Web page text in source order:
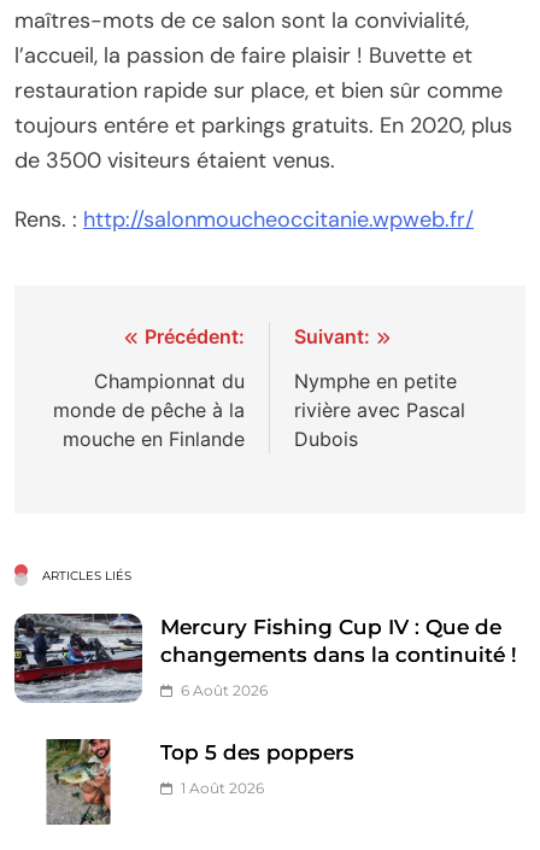
maîtres-mots de ce salon sont la convivialité,
l’accueil, la passion de faire plaisir ! Buvette et
restauration rapide sur place, et bien sûr comme
toujours entére et parkings gratuits. En 2020, plus
de 3500 visiteurs étaient venus.
Rens. : http://salonmoucheoccitanie.wpweb.fr/
Navigation
l’article
Précédent:
Championnat du
monde de pêche à la
mouche en Finlande
Suivant:
Nymphe en petite
rivière avec Pascal
Dubois
ARTICLES LIÉS
Mercury Fishing Cup IV : Que de
changements dans la continuité !
6 Août 2026
Top 5 des poppers
1 Août 2026